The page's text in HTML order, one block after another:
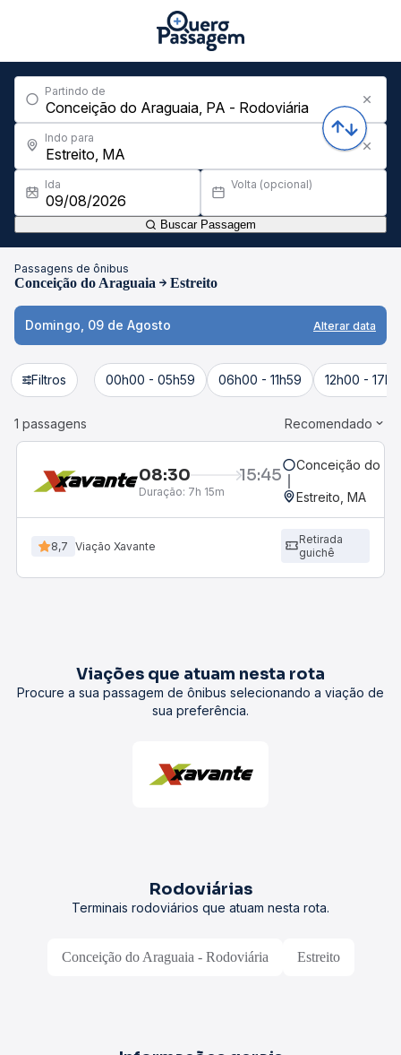
Partindo de
Indo para
Ida Volta (opcional)
Buscar Passagem
Passagens de ônibus
Conceição do Araguaia Estreito
Domingo, 09 de Agosto Alterar data
Filtros 00h00 - 05h59 06h00 - 11h59 12h00 -
1 passagens Recomendado
08:30 15:45
Duração: 7h 15m
Conceição do
Estreito, MA
8,7 Viação Xavante
Retirada
guichê
Viações que atuam nesta rota
Procure a sua passagem de ônibus selecionando a viação de
sua preferência.
Rodoviárias
Terminais rodoviários que atuam nesta rota.
Conceição do Araguaia - Rodoviária Estreito